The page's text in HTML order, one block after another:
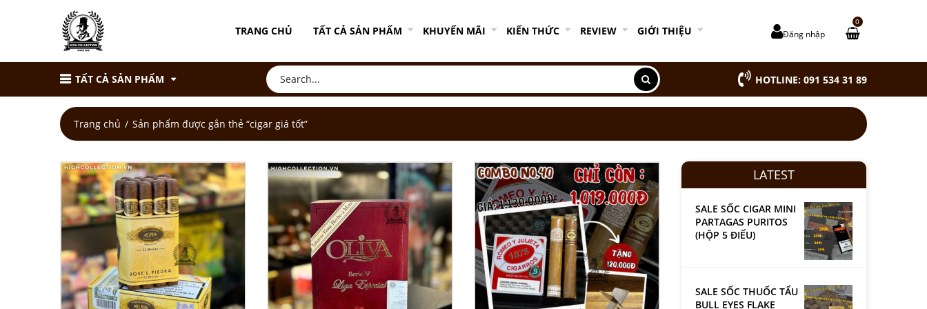
TRANG CHỦ TẤT CẢ SẢN PHẨM KHUYẾN MÃI KIẾN THỨC REVIEW GIỚI THIỆU Đăng nhập
0
TẤT CẢ SẢN PHẨM HOTLINE: 091 534 31 89
Trang chủ Sản phẩm được gắn thẻ “cigar giá tốt”
LATEST
SALE SỐC CIGAR MINI
PARTAGAS PURITOS
(HỘP 5 ĐIẾU)
SALE SỐC THUỐC TẨU
BULL EYES FLAKE